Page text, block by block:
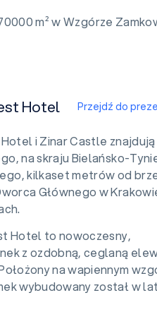
m² w Wzgórze
Hotel Przejdź do
i Zinar Castle znajdują
na skraju Bielańsko-
kilkaset metrów od
Głównego w
Hotel to nowoczesny,
z ozdobną, ceglaną
na wapiennym
wybudowany został w